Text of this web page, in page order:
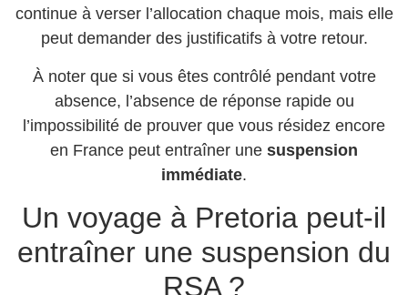
continue à verser l’allocation chaque mois, mais elle
peut demander des justificatifs à votre retour.
À noter que si vous êtes contrôlé pendant votre
absence, l’absence de réponse rapide ou
l’impossibilité de prouver que vous résidez encore
en France peut entraîner une suspension
immédiate.
Un voyage à Pretoria peut-il
entraîner une suspension du
RSA ?